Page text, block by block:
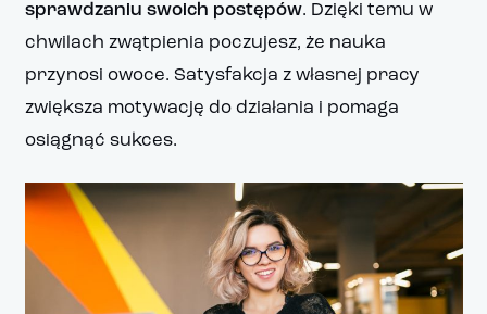
sprawdzaniu swoich postępów. Dzięki temu w
chwilach zwątpienia poczujesz, że nauka
przynosi owoce. Satysfakcja z własnej pracy
zwiększa motywację do działania i pomaga
osiągnąć sukces.